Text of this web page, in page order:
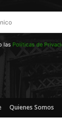
las Políticas de
Quienes Somos